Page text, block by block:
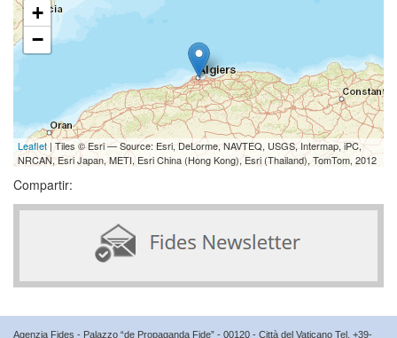
+
−
Leaflet | Tiles © Esri — Source: Esri, DeLorme, NAVTEQ, USGS, Intermap, iPC,
NRCAN, Esri Japan, METI, Esri China (Hong Kong), Esri (Thailand), TomTom, 2012
Compartir:
Agenzia Fides - Palazzo “de Propaganda Fide” - 00120 - Città del Vaticano Tel. +39-